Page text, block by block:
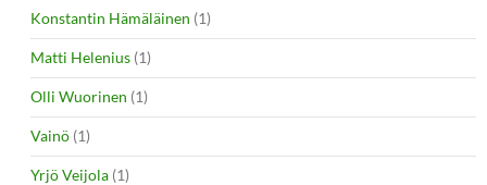
Konstantin Hämäläinen (1)
Matti Helenius (1)
Olli Wuorinen (1)
Vainö (1)
Yrjö Veijola (1)